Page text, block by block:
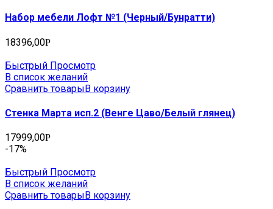
Набор мебели Лофт №1 (Черный/Бунратти)
18396,00Р
Быстрый Просмотр
В список желаний
Сравнить товарыВ корзину
Стенка Марта исп.2 (Венге Цаво/Белый глянец)
17999,00Р
-17%
Быстрый Просмотр
В список желаний
Сравнить товарыВ корзину